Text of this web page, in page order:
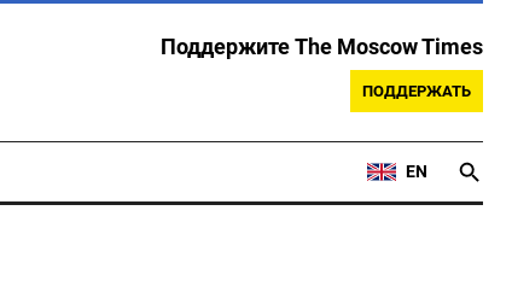
Поддержите The Moscow Times
ПОДДЕРЖАТЬ
EN